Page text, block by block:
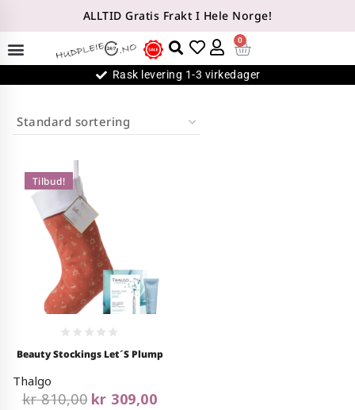
ALLTID Gratis Frakt I Hele Norge!
0
Rask levering 1-3 virkedager
Tilbud!
0
Beauty Stockings Let´s Plump
Thalgo
kr810,00 kr 309,00